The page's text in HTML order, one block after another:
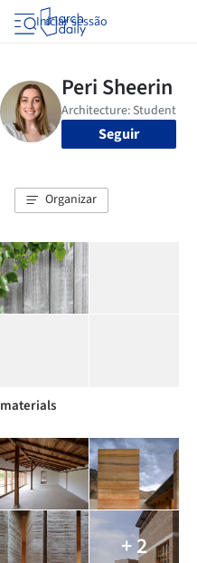
Iniciar sessão
Seguir
Organizar
materials
+ 2